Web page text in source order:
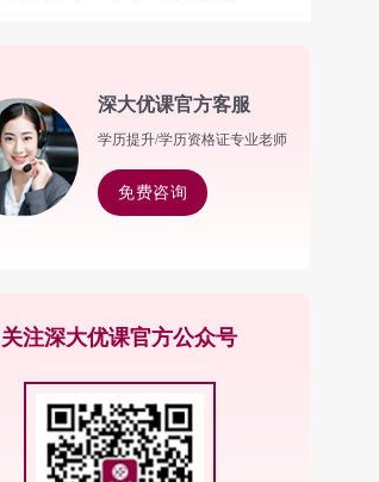
深大优课官方客服
学历提升/学历资格证专业老师
免费咨询
关注深大优课官方公众号